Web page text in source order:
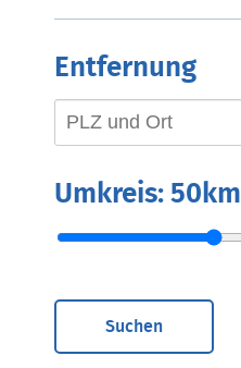
Entfernung
Umkreis: 50km
Suchen